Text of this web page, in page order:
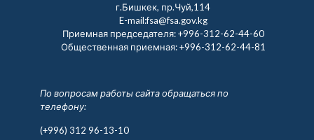
г.Бишкек, пр.Чуй,114
E-mail:fsa@fsa.gov.kg
Приемная председателя:+996-312-62-44-60
Общественная приемная:+996-312-62-44-81
По вопросам работы сайта обращаться по
телефону:
(+996) 312 96-13-10